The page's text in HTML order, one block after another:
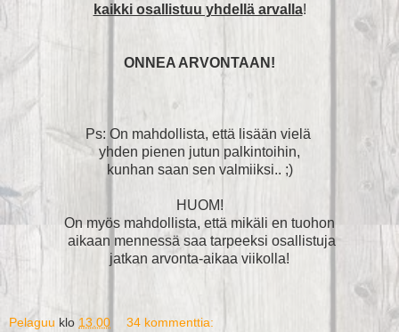
kaikki osallistuu yhdellä arvalla!
ONNEA ARVONTAAN!
Ps: On mahdollista, että lisään vielä
yhden pienen jutun palkintoihin,
kunhan saan sen valmiiksi.. ;)
HUOM!
On myös mahdollista, että mikäli en tuohon
aikaan mennessä saa tarpeeksi osallistuja
jatkan arvonta-aikaa viikolla!
Pelaguu klo 13.00 34 kommenttia: